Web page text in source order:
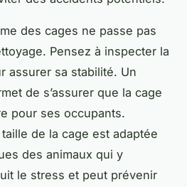
des cages ne passe pas
Pensez à inspecter la
assurer sa stabilité. Un
de s’assurer que la cage
pour ses occupants.
de la cage est adaptée
des animaux qui y
le stress et peut prévenir